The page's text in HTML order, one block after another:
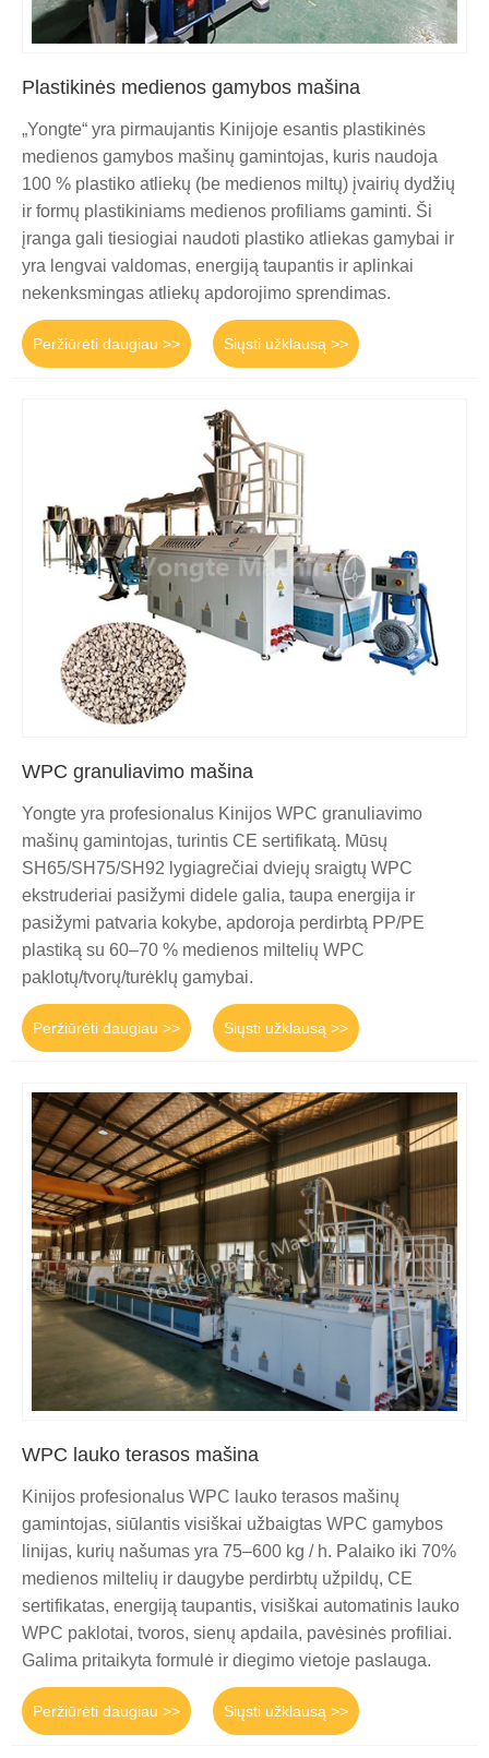
Plastikinės medienos gamybos mašina
„Yongte“ yra pirmaujantis Kinijoje esantis plastikinės
medienos gamybos mašinų gamintojas, kuris naudoja
100 % plastiko atliekų (be medienos miltų) įvairių dydžių
ir formų plastikiniams medienos profiliams gaminti. Ši
įranga gali tiesiogiai naudoti plastiko atliekas gamybai ir
yra lengvai valdomas, energiją taupantis ir aplinkai
nekenksmingas atliekų apdorojimo sprendimas.
Peržiūrėti daugiau >> Siųsti užklausą >>
WPC granuliavimo mašina
Yongte yra profesionalus Kinijos WPC granuliavimo
mašinų gamintojas, turintis CE sertifikatą. Mūsų
SH65/SH75/SH92 lygiagrečiai dviejų sraigtų WPC
ekstruderiai pasižymi didele galia, taupa energija ir
pasižymi patvaria kokybe, apdoroja perdirbtą PP/PE
plastiką su 60–70 % medienos miltelių WPC
paklotų/tvorų/turėklų gamybai.
Peržiūrėti daugiau >> Siųsti užklausą >>
WPC lauko terasos mašina
Kinijos profesionalus WPC lauko terasos mašinų
gamintojas, siūlantis visiškai užbaigtas WPC gamybos
linijas, kurių našumas yra 75–600 kg / h. Palaiko iki 70%
medienos miltelių ir daugybe perdirbtų užpildų, CE
sertifikatas, energiją taupantis, visiškai automatinis lauko
WPC paklotai, tvoros, sienų apdaila, pavėsinės profiliai.
Galima pritaikyta formulė ir diegimo vietoje paslauga.
Peržiūrėti daugiau >> Siųsti užklausą >>